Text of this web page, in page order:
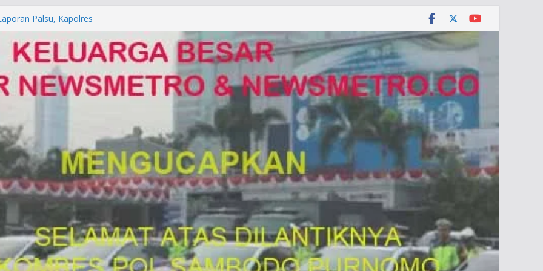
Palsu, Kapolres
PUNGLI SIM
Alam di Jawa Barat yang
KUHAP Baru 2026, Tegaskan
Dipidana
DENPASAR DAN
POLDA BALI DIDUGA